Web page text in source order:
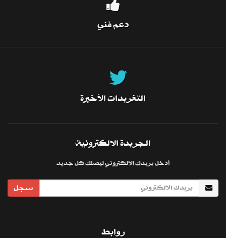
دعم فني
التغريدات الأخيرة
الجريدة الالكترونية
أدخل بريدك الالكتروني ليصلك كل جديد
سجل
روابط